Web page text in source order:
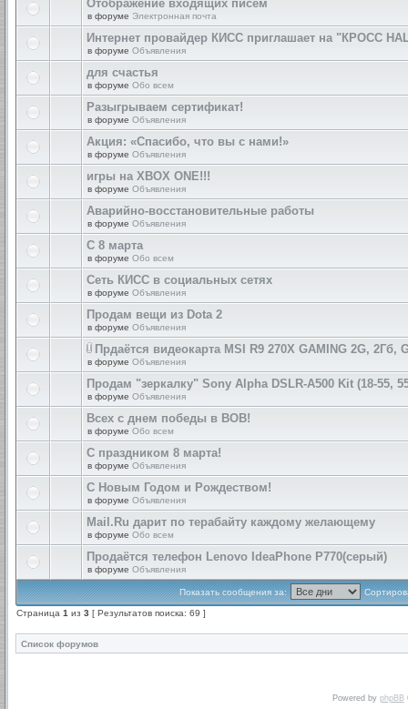
Отображение входящих писем
в форуме Электронная почта
Интернет провайдер КИСС приглашает на "КРОСС
в форуме Объявления
для счастья
в форуме Обо всем
Разыгрываем сертификат!
в форуме Объявления
Акция: «Спасибо, что вы с нами!»
в форуме Объявления
игры на XBOX ONE!!!
в форуме Объявления
Аварийно-восстановительные работы
в форуме Объявления
С 8 марта
в форуме Обо всем
Сеть КИСС в социальных сетях
в форуме Объявления
Продам вещи из Dota 2
в форуме Объявления
Прдаётся видеокарта MSI R9 270X GAMING 2G, 2Гб,
в форуме Объявления
Продам "зеркалку" Sony Alpha DSLR-A500 Kit (18-55,
в форуме Объявления
Всех с днем победы в ВОВ!
в форуме Обо всем
С праздником 8 марта!
в форуме Объявления
С Новым Годом и Рождеством!
в форуме Объявления
Mail.Ru дарит по терабайту каждому желающему
в форуме Обо всем
Продаётся телефон Lenovo IdeaPhone P770(серый)
в форуме Объявления
Показать сообщения за:
Страница 1 из 3 [ Результатов поиска: 69 ]
Список форумов
Powered by phpBB